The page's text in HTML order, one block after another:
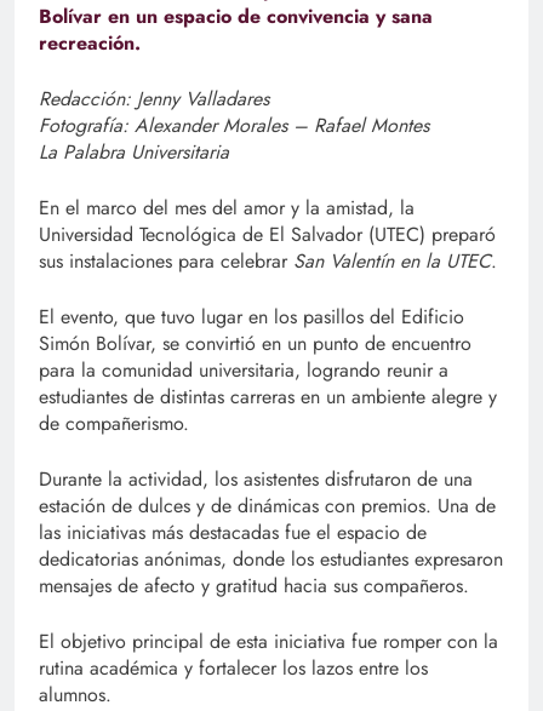
Bolívar en un espacio de convivencia y sana
recreación.
Redacción: Jenny Valladares
Fotografía: Alexander Morales – Rafael Montes
La Palabra Universitaria
En el marco del mes del amor y la amistad, la
Universidad Tecnológica de El Salvador (UTEC) preparó
sus instalaciones para celebrar San Valentín en la UTEC.
El evento, que tuvo lugar en los pasillos del Edificio
Simón Bolívar, se convirtió en un punto de encuentro
para la comunidad universitaria, logrando reunir a
estudiantes de distintas carreras en un ambiente alegre y
de compañerismo.
Durante la actividad, los asistentes disfrutaron de una
estación de dulces y de dinámicas con premios. Una de
las iniciativas más destacadas fue el espacio de
dedicatorias anónimas, donde los estudiantes expresaron
mensajes de afecto y gratitud hacia sus compañeros.
El objetivo principal de esta iniciativa fue romper con la
rutina académica y fortalecer los lazos entre los
alumnos.